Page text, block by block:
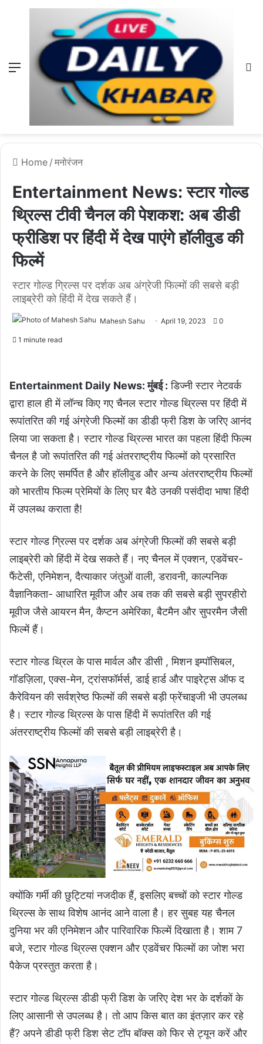
Menu
Home / मनोरंजन
Entertainment News: स्टार गोल्ड
थ्रिल्स टीवी चैनल की पेशकश: अब डीडी
फ्रीडिश पर हिंदी में देख पाएंगे हॉलीवुड की
फिल्में
स्टार गोल्ड ग्रिल्स पर दर्शक अब अंग्रेजी फिल्मों की सबसे बड़ी
लाइब्रेरी को हिंदी में देख सकते हैं।
Mahesh Sahu April 19, 2023 0
1 minute read
Entertainment Daily News: मुंबई : डिज्नी स्टार नेटवर्क
द्वारा हाल ही में लॉन्च किए गए चैनल स्टार गोल्ड थ्रिल्स पर हिंदी में
रूपांतरित की गई अंग्रेजी फिल्मों का डीडी फ्री डिश के जरिए आनंद
लिया जा सकता है। स्टार गोल्ड थ्रिल्स भारत का पहला हिंदी फिल्म
चैनल है जो रूपांतरित की गई अंतरराष्ट्रीय फिल्मों को प्रसारित
करने के लिए समर्पित है और हॉलीवुड और अन्य अंतरराष्ट्रीय फिल्मों
को भारतीय फिल्म प्रेमियों के लिए घर बैठे उनकी पसंदीदा भाषा हिंदी
में उपलब्ध कराता है!
स्टार गोल्ड ग्रिल्स पर दर्शक अब अंग्रेजी फिल्मों की सबसे बड़ी
लाइब्रेरी को हिंदी में देख सकते हैं। नए चैनल में एक्शन, एडवेंचर-
फैंटेसी, एनिमेशन, दैत्याकार जंतुओं वाली, डरावनी, काल्पनिक
वैज्ञानिकता- आधारित मूवीज और अब तक की सबसे बड़ी सुपरहीरो
मूवीज जैसे आयरन मैन, कैप्टन अमेरिका, बैटमैन और सुपरमैन जैसी
फिल्में हैं।
स्टार गोल्ड थ्रिल के पास मार्वल और डीसी , मिशन इम्पॉसिबल,
गॉडज़िला, एक्स-मेन, ट्रांसफॉर्मर्स, डाई हार्ड और पाइरेट्स ऑफ द
कैरेवियन की सर्वश्रेष्ठ फिल्मों की सबसे बड़ी फ्रेंचाइजी भी उपलब्ध
है। स्टार गोल्ड थ्रिल्स के पास हिंदी में रूपांतरित की गई
अंतरराष्ट्रीय फिल्मों की सबसे बड़ी लाइब्रेरी है।
क्योंकि गर्मी की छुट्टियां नजदीक हैं, इसलिए बच्चों को स्टार गोल्ड
थ्रिल्स के साथ विशेष आनंद आने वाला है। हर सुबह यह चैनल
दुनिया भर की एनिमेशन और पारिवारिक फिल्में दिखाता है। शाम 7
बजे, स्टार गोल्ड थ्रिल्स एक्शन और एडवेंचर फिल्मों का जोश भरा
पैकेज प्रस्तुत करता है।
स्टार गोल्ड थ्रिल्स डीडी फ्री डिश के जरिए देश भर के दर्शकों के
लिए आसानी से उपलब्ध है। तो आप किस बात का इंतज़ार कर रहे
हैं? अपने डीडी फ्री डिश सेट टॉप बॉक्स को फिर से ट्यून करें और